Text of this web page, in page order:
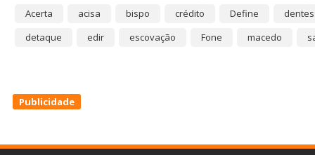
Acerta
acisa bispo crédito Define
dentes
detaque
edir escovação Fone macedo
Publicidade